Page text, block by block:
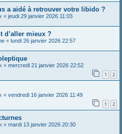
a aidé à retrouver votre libido ?
« jeudi 29 janvier 2026 11:03
d’aller mieux ?
« lundi 26 janvier 2026 22:57
« mercredi 21 janvier 2026 22:52
1 2
« vendredi 16 janvier 2026 11:49
1 2
« mardi 13 janvier 2026 20:30